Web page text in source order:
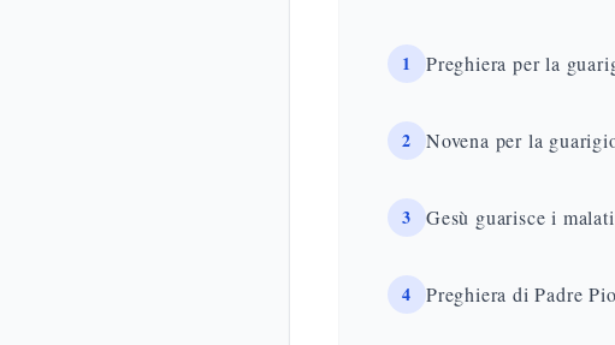
1 Preghiera per la
2 Novena per la
3 Gesù guarisce i
4 Preghiera di Padre